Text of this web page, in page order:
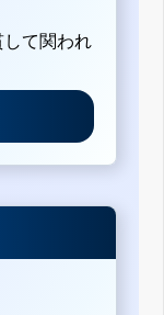
て関われ